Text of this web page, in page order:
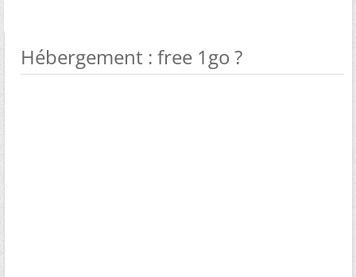
Hébergement : free 1go ?